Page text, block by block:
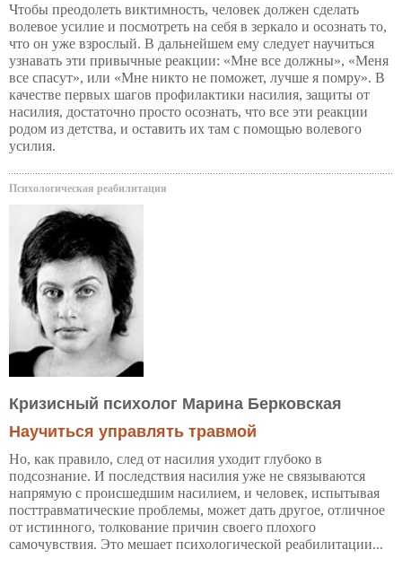
Чтобы преодолеть виктимность, человек должен сделать
волевое усилие и посмотреть на себя в зеркало и осознать то,
что он уже взрослый. В дальнейшем ему следует научиться
узнавать эти привычные реакции: «Мне все должны», «Меня
все спасут», или «Мне никто не поможет, лучше я помру». В
качестве первых шагов профилактики насилия, защиты от
насилия, достаточно просто осознать, что все эти реакции
родом из детства, и оставить их там с помощью волевого
усилия.
Психологическая реабилитация
Кризисный психолог Марина Берковская
Научиться управлять травмой
Но, как правило, след от насилия уходит глубоко в
подсознание. И последствия насилия уже не связываются
напрямую с происшедшим насилием, и человек, испытывая
посттравматические проблемы, может дать другое, отличное
от истинного, толкование причин своего плохого
самочувствия. Это мешает психологической реабилитации...